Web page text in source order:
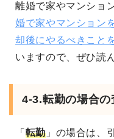
離婚で家やマンショ
婚で家やマンション
却後にやるべきこと
いますので、ぜひ読
4-3.転勤の場合の
「 転勤」の場合は、